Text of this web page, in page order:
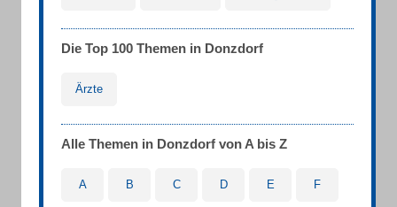
Die Top 100 Themen in Donzdorf
Ärzte
Alle Themen in Donzdorf von A bis Z
A B C D E F